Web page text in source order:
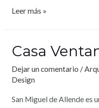
Leer más »
Casa
Dejar un comentario /
Design
San Miguel de Allende es